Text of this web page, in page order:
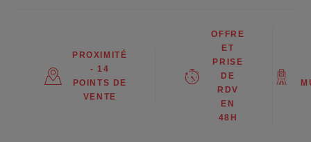
PROXIMITÉ
- 14
POINTS DE
VENTE
OFFRE
ET
PRISE
DE
RDV
EN
48H